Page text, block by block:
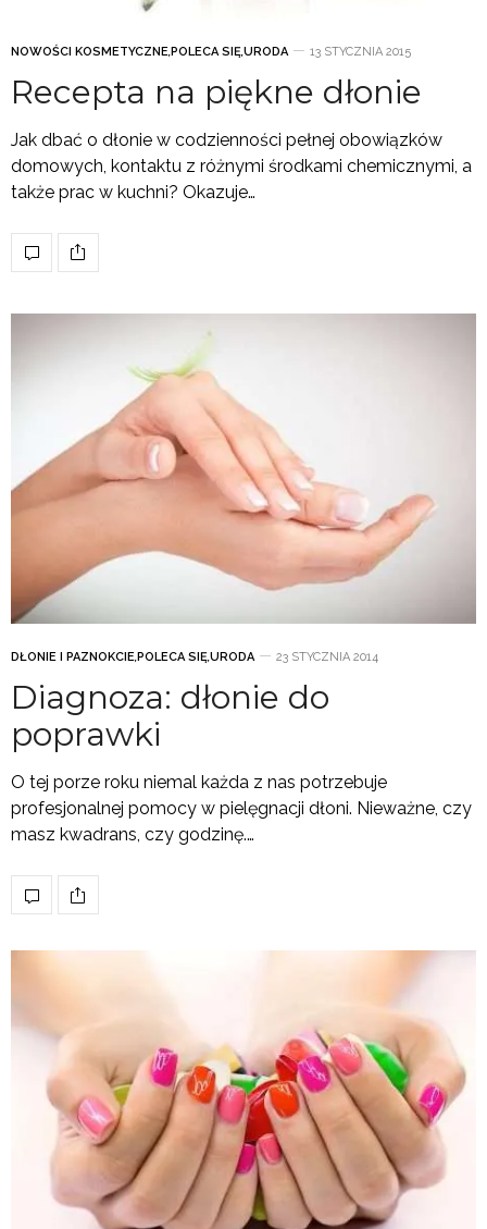
NOWOŚCI KOSMETYCZNE,POLECA SIĘ,URODA 13 STYCZNIA 2015
Recepta na piękne dłonie
Jak dbać o dłonie w codzienności pełnej obowiązków
domowych, kontaktu z różnymi środkami chemicznymi, a
także prac w kuchni? Okazuje…
DŁONIE I PAZNOKCIE,POLECA SIĘ,URODA 23 STYCZNIA 2014
Diagnoza: dłonie do
poprawki
O tej porze roku niemal każda z nas potrzebuje
profesjonalnej pomocy w pielęgnacji dłoni. Nieważne, czy
masz kwadrans, czy godzinę.…